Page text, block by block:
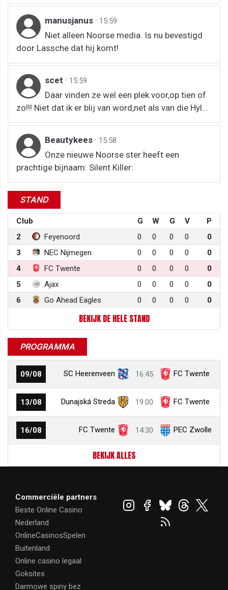
manusjanus · 15:59
Niet alleen Noorse media. Is nu bevestigd
door Lassche dat hij komt!
scet · 15:59
Daar vinden ze wel een plek voor,op tien of
zo!!! Niet dat ik er blij van word,net als van die Hyl...
Beautykees · 15:58
Onze nieuwe Noorse ster heeft een
prachtige bijnaam: Silent Killer:
STAND
Club G W G V
P
2
Feyenoord 0 0 0 0
0
3
NEC Nijmegen 0 0 0 0
0
4
FC Twente 0 0 0 0
0
5
Ajax 0 0 0 0
0
6
Go Ahead Eagles 0 0 0 0 0
BEKIJK DE HELE STAND
PROGRAMMA
09/08 SC Heerenveen 16:45 FC Twente
13/08 Dunajská Streda 19:00 FC Twente
16/08 FC Twente 14:30 PEC Zwolle
BEKIJK ALLES
Commerciële partners
Beste Online Casino
Nederland
OnlineCasinosSpelen
Buitenland
Online casino legaal
Goksites
Darmowe spiny bez